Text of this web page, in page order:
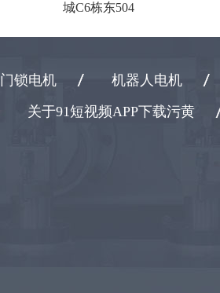
城C6栋东504
门锁电机 机器人电机
关于91短视频APP下载污黄